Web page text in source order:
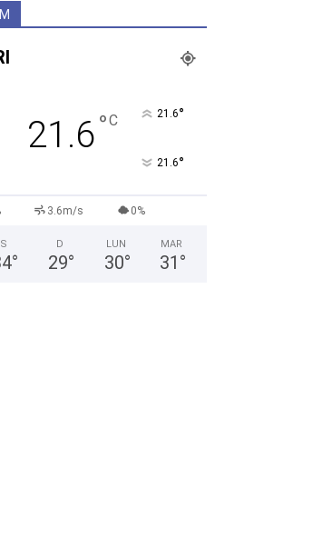
21.6°C 21.6°
21.6°
3.6m/s 0%
S
°
D
29°
LUN
30°
MAR
31 °